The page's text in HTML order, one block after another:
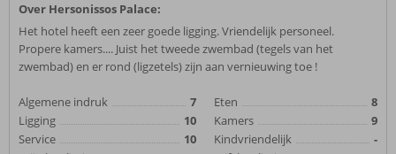
Over Hersonissos Palace:
Het hotel heeft een zeer goede ligging. Vriendelijk personeel.
Propere kamers.... Juist het tweede zwembad (tegels van het
zwembad) en er rond (ligzetels) zijn aan vernieuwing toe !
Algemene indruk
7
Ligging
10
Service
10
Eten
8
Kamers
9
Kindvriendelijk
-